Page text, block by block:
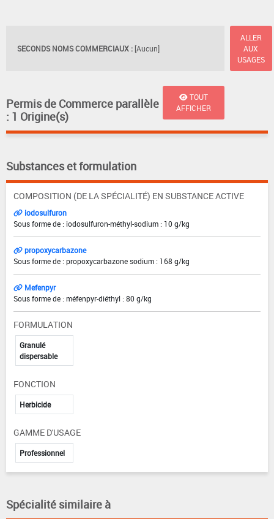
SECONDS NOMS COMMERCIAUX : [Aucun]
ALLER
AUX
USAGES
Permis de Commerce parallèle
: 1 Origine(s)
TOUT
AFFICHER
Substances et formulation
COMPOSITION (DE LA SPÉCIALITÉ) EN SUBSTANCE ACTIVE
iodosulfuron
Sous forme de : iodosulfuron-méthyl-sodium : 10 g/kg
propoxycarbazone
Sous forme de : propoxycarbazone sodium : 168 g/kg
Mefenpyr
Sous forme de : méfenpyr-diéthyl : 80 g/kg
FORMULATION
Granulé
dispersable
FONCTION
Herbicide
GAMME D'USAGE
Professionnel
Spécialité similaire à